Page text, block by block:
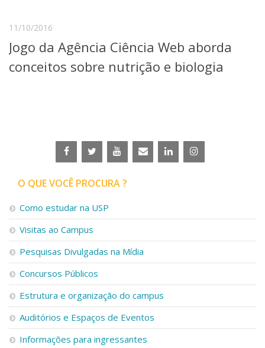
Cursos de Extensão
Pesquisa e Inovação
Linhas de Pesquisa
Centros, Núcleos e Projetos em Rede
Extensão à Comunidade
Projetos, Programas e Cursos
Museus e Espaços Interativos
Bibliotecas
Apoio ao Estudante
Segurança, Trânsito e Prevenção
RH, Administrativo e Financeiro
Outros serviços
Comunicação
Assessorias e Mídias
Aplicativos e Sites
Jornal da USP
Agenda de Eventos
11/10/2016
Jogo da Agência Ciência Web aborda
conceitos sobre nutrição e biologia
O QUE VOCÊ PROCURA ?
Como estudar na USP
Visitas ao Campus
Pesquisas Divulgadas na Mídia
Concursos Públicos
Estrutura e organização do campus
Auditórios e Espaços de Eventos
Informações para ingressantes